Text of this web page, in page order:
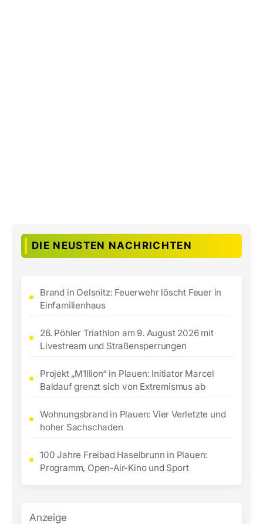
DIE NEUSTEN NACHRICHTEN
Brand in Oelsnitz: Feuerwehr löscht Feuer in
Einfamilienhaus
26. Pöhler Triathlon am 9. August 2026 mit
Livestream und Straßensperrungen
Projekt „M1llion“ in Plauen: Initiator Marcel
Baldauf grenzt sich von Extremismus ab
Wohnungsbrand in Plauen: Vier Verletzte und
hoher Sachschaden
100 Jahre Freibad Haselbrunn in Plauen:
Programm, Open-Air-Kino und Sport
Anzeige